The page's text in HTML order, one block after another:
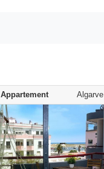
Appartement Algarve